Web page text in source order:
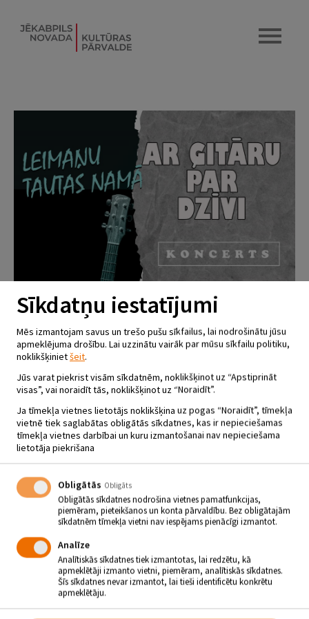
23. OKTOBRĪ LEIMAŅU TAUTAS
NAMĀ NOTIKS KONCERTS “AR
ĢITĀRU PAR DZĪVI”
23.10.2021 - plkst.18.00
Sīkdatņu iestatījumi
Mēs izmantojam savus un trešo pušu sīkfailus, lai nodrošinātu jūsu
apmeklējuma drošību. Lai uzzinātu vairāk par mūsu sīkfailu politiku,
noklikšķinietšeit.
Jūs varat piekrist visām sīkdatnēm, noklikšķinot uz “Apstiprināt
visas”, vai noraidīt tās, noklikšķinot uz “Noraidīt”.
Ja tīmekļa vietnes lietotājs noklikšķina uz pogas “Noraidīt”, tīmekļa
vietnē tiek saglabātas obligātās sīkdatnes, kas ir nepieciešamas
tīmekļa vietnes darbībai un kuru izmantošanai nav nepieciešama
lietotāja piekrišana
Obligātās Obligāts
Obligātās sīkdatnes nodrošina vietnes pamatfunkcijas,
piemēram, pieteikšanos un konta pārvaldību. Bez obligātajām
sīkdatnēm tīmekļa vietni nav iespējams pienācīgi izmantot.
Analīze
Analītiskās sīkdatnes tiek izmantotas, lai redzētu, kā
apmeklētāji izmanto vietni, piemēram, analītiskās sīkdatnes.
Šīs sīkdatnes nevar izmantot, lai tieši identificētu konkrētu
apmeklētāju.